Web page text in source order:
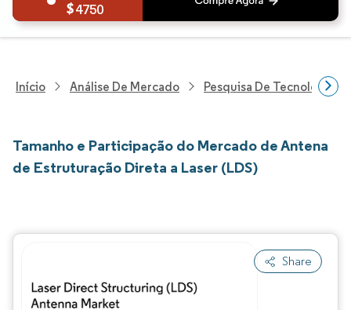
4750
Início Análise De Mercado Pesquisa De Tecnologia,
Tamanho e Participação do Mercado de Antena
de Estruturação Direta a Laser (LDS)
Share